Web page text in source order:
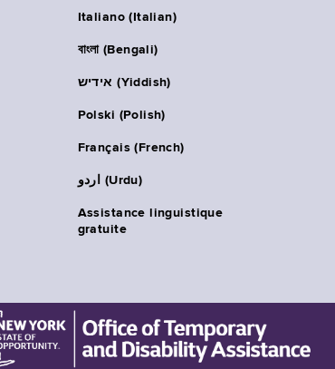
Italiano (Italian)
বাংলা (Bengali)
אידיש (Yiddish)
Polski (Polish)
Français (French)
اردو (Urdu)
Assistance linguistique
gratuite